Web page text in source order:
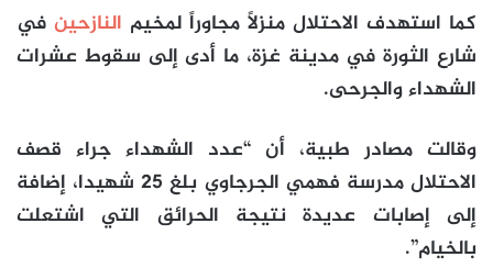
كما استهدف الاحتلال منزلاً مجاوراً لمخيم النازحين في
شارع الثورة في مدينة غزة، ما أدى إلى سقوط عشرات
الشهداء والجرحى.
وقالت مصادر طبية، أن “عدد الشهداء جراء قصف
الاحتلال مدرسة فهمي الجرجاوي بلغ 25 شهيدا، إضافة
إلى إصابات عديدة نتيجة الحرائق التي اشتعلت
بالخيام”.